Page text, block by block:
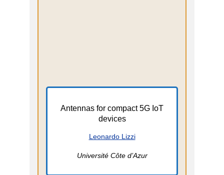
Antennas for compact 5G IoT
devices
Leonardo Lizzi
Université Côte d’Azur